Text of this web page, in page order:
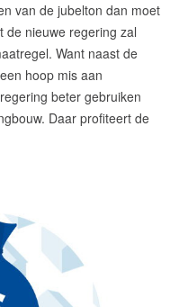
van de jubelton dan moet
de nieuwe regering zal
Want naast de
hoop mis aan
beter gebruiken
Daar profiteert de